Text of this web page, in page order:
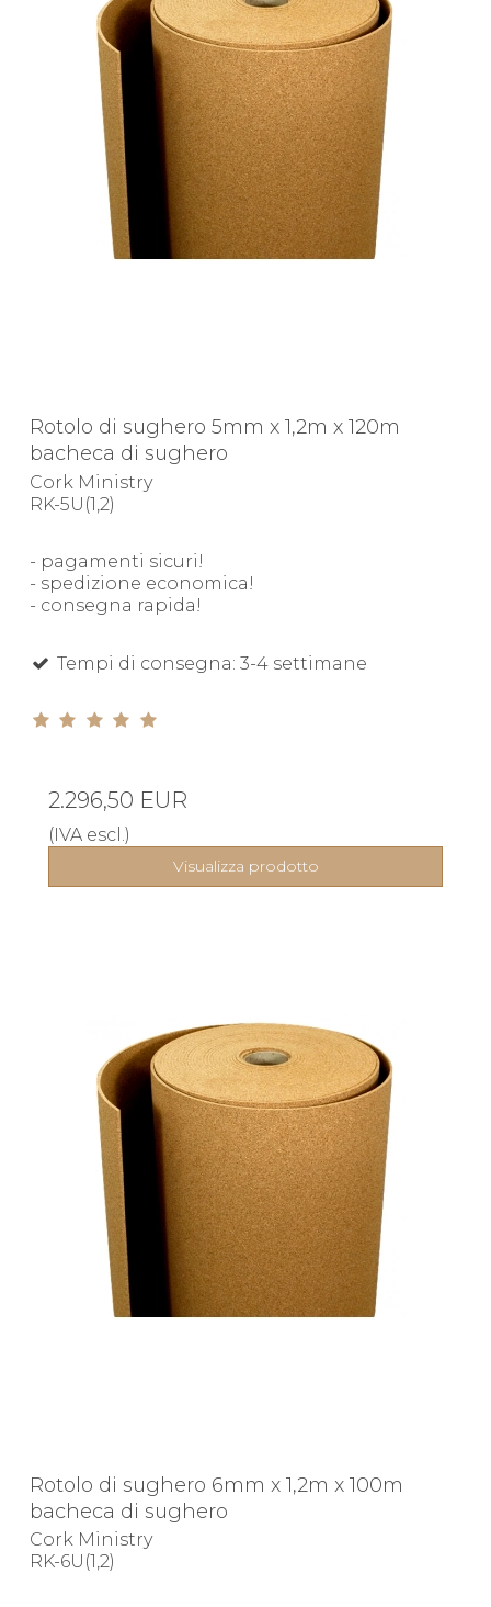
Rotolo di sughero 5mm x 1,2m x 120m
bacheca di sughero
Cork Ministry
RK-5U(1,2)
- pagamenti sicuri!
- spedizione economica!
- consegna rapida!
Tempi di consegna: 3-4 settimane
2.296,50 EUR
(IVA escl.)
Visualizza prodotto
Rotolo di sughero 6mm x 1,2m x 100m
bacheca di sughero
Cork Ministry
RK-6U(1,2)